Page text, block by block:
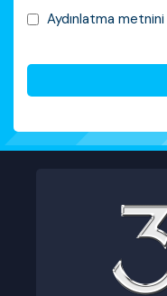
KVKKAydınlatma metnini